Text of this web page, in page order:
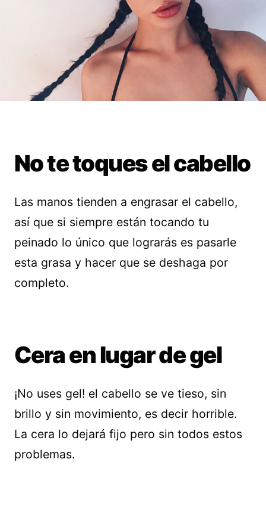
No te toques el cabello
Las manos tienden a engrasar el cabello,
así que si siempre están tocando tu
peinado lo único que lograrás es pasarle
esta grasa y hacer que se deshaga por
completo.
Cera en lugar de gel
¡No uses gel! el cabello se ve tieso, sin
brillo y sin movimiento, es decir horrible.
La cera lo dejará fijo pero sin todos estos
problemas.